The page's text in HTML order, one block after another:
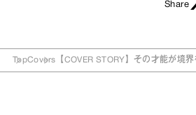
Share
TopCovers 【COVER STORY】その才能が境